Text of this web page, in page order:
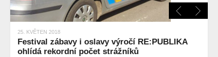
25. KVĚTEN 2018
Festival zábavy i oslavy výročí RE:PUBLIKA
ohlídá rekordní počet strážníků